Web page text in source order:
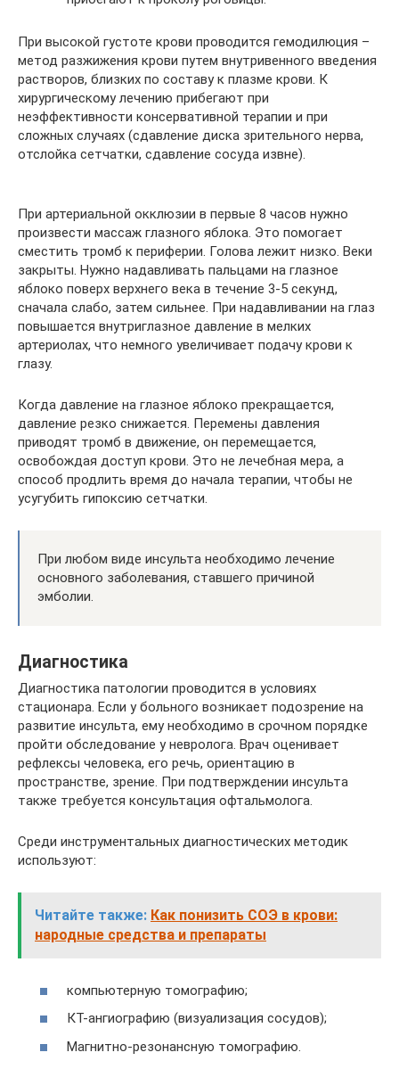
При высокой густоте крови проводится гемодилюция –
метод разжижения крови путем внутривенного введения
растворов, близких по составу к плазме крови. К
хирургическому лечению прибегают при
неэффективности консервативной терапии и при
сложных случаях (сдавление диска зрительного нерва,
отслойка сетчатки, сдавление сосуда извне).
При артериальной окклюзии в первые 8 часов нужно
произвести массаж глазного яблока. Это помогает
сместить тромб к периферии. Голова лежит низко. Веки
закрыты. Нужно надавливать пальцами на глазное
яблоко поверх верхнего века в течение 3-5 секунд,
сначала слабо, затем сильнее. При надавливании на глаз
повышается внутриглазное давление в мелких
артериолах, что немного увеличивает подачу крови к
глазу.
Когда давление на глазное яблоко прекращается,
давление резко снижается. Перемены давления
приводят тромб в движение, он перемещается,
освобождая доступ крови. Это не лечебная мера, а
способ продлить время до начала терапии, чтобы не
усугубить гипоксию сетчатки.
При любом виде инсульта необходимо лечение
основного заболевания, ставшего причиной
эмболии.
Диагностика
Диагностика патологии проводится в условиях
стационара. Если у больного возникает подозрение на
развитие инсульта, ему необходимо в срочном порядке
пройти обследование у невролога. Врач оценивает
рефлексы человека, его речь, ориентацию в
пространстве, зрение. При подтверждении инсульта
также требуется консультация офтальмолога.
Среди инструментальных диагностических методик
используют:
Читайте также: Как понизить СОЭ в крови:
народные средства и препараты
компьютерную томографию;
КТ-ангиографию (визуализация сосудов);
Магнитно-резонансную томографию.